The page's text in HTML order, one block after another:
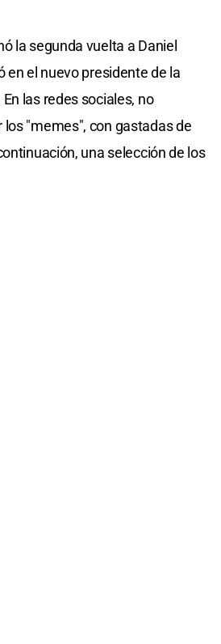
la segunda vuelta a Daniel
en el nuevo presidente de la
las redes sociales, no
"memes", con gastadas de
una selección de los